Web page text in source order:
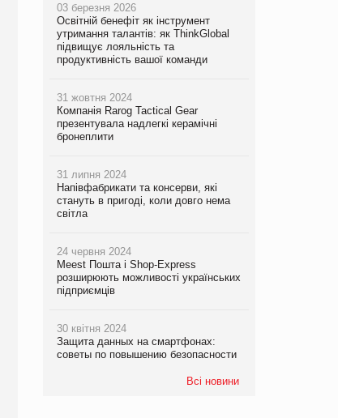
03 березня 2026
Освітній бенефіт як інструмент
утримання талантів: як ThinkGlobal
підвищує лояльність та
продуктивність вашої команди
31 жовтня 2024
Компанія Rarog Tactical Gear
презентувала надлегкі керамічні
бронеплити
31 липня 2024
Напівфабрикати та консерви, які
стануть в пригоді, коли довго нема
світла
24 червня 2024
Meest Пошта і Shop-Express
розширюють можливості українських
підприємців
30 квітня 2024
Защита данных на смартфонах:
советы по повышению безопасности
Всі новини